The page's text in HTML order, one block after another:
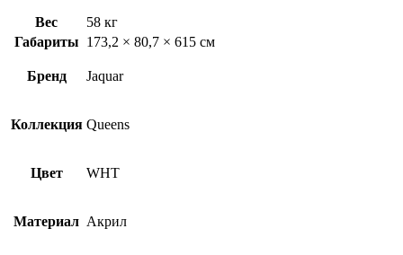
Вес
58 кг
Габариты 173,2 × 80,7 × 615 см
Бренд Jaquar
Коллекция Queens
Цвет WHT
Материал Акрил